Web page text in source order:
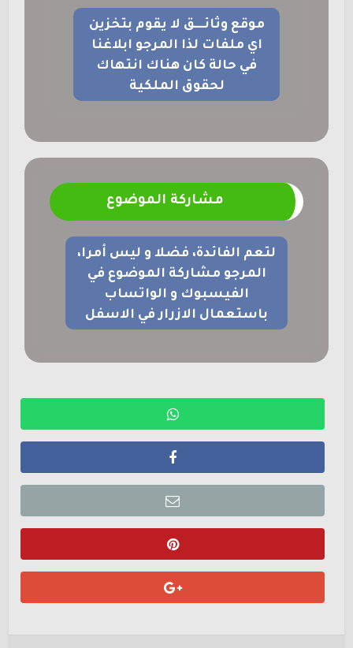
موقع وثائــــق لا يقوم بتخزين
اي ملفات لذا المرجو ابلاغنا
في حالة كان هناك انتهاك
لحقوق الملكية
مشاركة الموضوع
لتعم الفائدة، فضلا و ليس أمرا،
المرجو مشاركة الموضوع في
الفيسبوك و الواتساب
باستعمال الازرار في الاسفل